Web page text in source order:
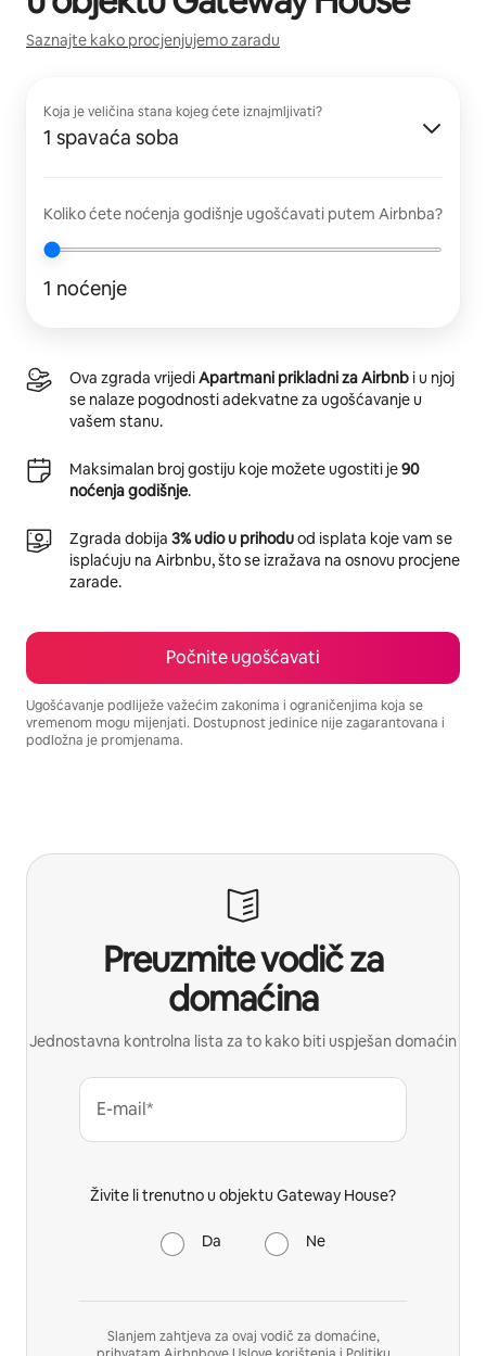
Saznajte kako procjenjujemo zaradu
Koja je veličina stana kojeg ćete iznajmljivati?
1 spavaća soba
Koliko ćete noćenja godišnje ugošćavati putem Airbnba?
1 noćenje
Ova zgrada vrijediApartmani prikladni za Airbnb i u njoj
se nalaze pogodnosti adekvatne za ugošćavanje u
vašem stanu.
Maksimalan broj gostiju koje možete ugostiti je90
noćenja godišnje.
Zgrada dobija 3% udio u prihoduod isplata koje vam se
isplaćuju na Airbnbu, što se izražava na osnovu procjene
zarade.
Počnite ugošćavati
Ugošćavanje podliježe važećim zakonima i ograničenjima koja se
vremenom mogu mijenjati. Dostupnost jedinice nije zagarantovana i
podložna je promjenama.
Preuzmite vodič za
domaćina
Jednostavna kontrolna lista za to kako biti uspješan domaćin
E-mail*
Živite li trenutno u objektu Gateway House?
Da Ne
Slanjem zahtjeva za ovaj vodič za domaćine,